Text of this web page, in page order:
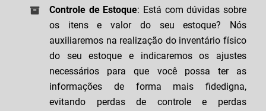
Controle de Estoque: Está com dúvidas sobre
os itens e valor do seu estoque? Nós
auxiliaremos na realização do inventário físico
do seu estoque e indicaremos os ajustes
necessários para que você possa ter as
informações de forma mais fidedigna,
evitando perdas de controle e perdas